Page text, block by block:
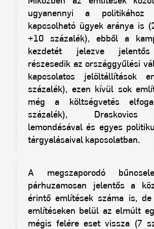
ugyanennyi a politikához
kapcsolható ügyek aránya is
+10 százalék), ebből a
kezdetét jelezve jelentős
részesedik az országgyűlési
kapcsolatos jelöltállítások
százalék), ezen kívül sok
még a költségvetés
százalék), Draskovics
lemondásával és egyes
tárgyalásaival kapcsolatban.
A megszaporodó
párhuzamosan jelentős a
érintő említések száma is,
említéseken belül az elmúlt
mégis felére eset vissza (7